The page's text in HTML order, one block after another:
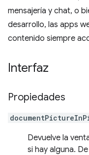
mensajería y chat, o
desarrollo, las apps
contenido siempre
Interfaz
Propiedades
Devuelve la
si hay alguna.